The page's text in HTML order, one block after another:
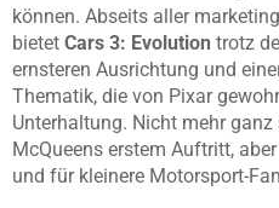
können. Abseits aller
bietet Cars 3: Evolution trotz
ernsteren Ausrichtung und
Thematik, die von Pixar
Unterhaltung. Nicht mehr
McQueens erstem Auftritt,
und für kleinere Motorsport-